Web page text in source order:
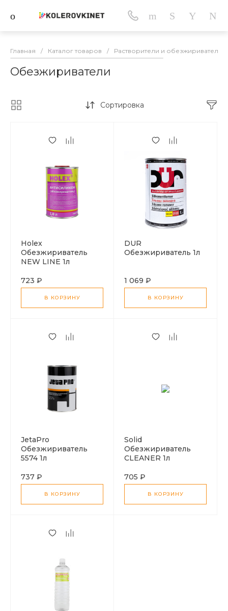
Главная / Каталог товаров / Растворители и обезжириватели
Обезжириватели
Сортировка
Holex
Обезжириватель
NEW LINE 1л
723 ₽
В КОРЗИНУ
DUR
Обезжириватель 1л
1 069 ₽
В КОРЗИНУ
JetaPro
Обезжириватель
5574 1л
737 ₽
В КОРЗИНУ
Solid
Обезжириватель
CLEANER 1л
705 ₽
В КОРЗИНУ